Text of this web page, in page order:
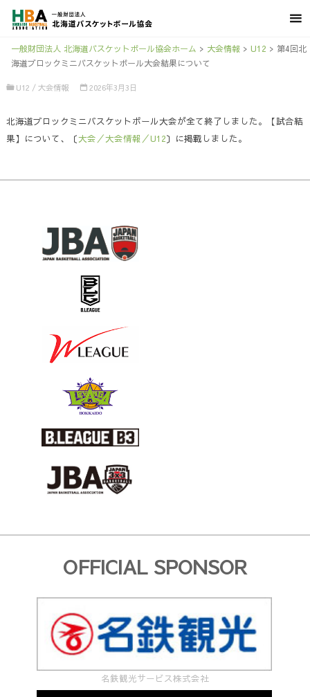
一般財団法人 北海道バスケットボール協会ホーム > 大会情報 > U12 > 第4回北
海道ブロックミニバスケットボール大会結果について
U12 / 大会情報 2026年3月3日
北海道ブロックミニバスケットボール大会が全て終了しました。【試合結
果】について、〔大会／大会情報／U12〕に掲載しました。
OFFICIAL SPONSOR
名鉄観光サービス株式会社